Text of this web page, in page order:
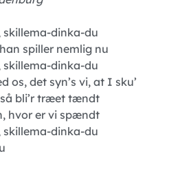
dinka-du
spiller nemlig nu
dinka-du
os, det syn’s vi, at I sku’
bli’r træet tændt
hvor er vi spændt
dinka-du